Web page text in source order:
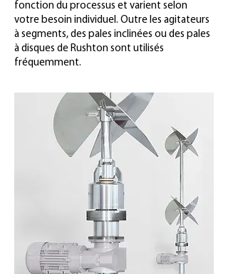
fonction du processus et varient selon
votre besoin individuel. Outre les agitateurs
à segments, des pales inclinées ou des pales
à disques de Rushton sont utilisés
fréquemment.